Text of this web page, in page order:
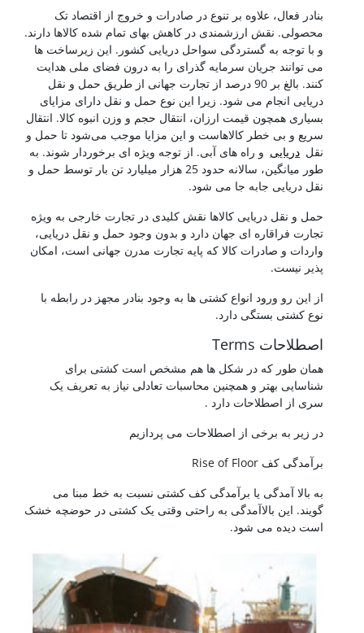
بنادر فعال، علاوه بر تنوع در صادرات و خروج از اقتصاد تک
محصولی. نقش ارزشمندی در کاهش بهای تمام شده کالاها دارند.
و با توجه به گستردگی سواحل دریایی کشور. این زیرساخت ها
می توانند جریان سرمایه گذرای را به درون فضای ملی هدایت
کنند. بالغ بر 90 درصد از تجارت جهانی از طریق حمل و نقل
دریایی انجام می شود. زیرا این نوع حمل و نقل دارای مزایای
بسیاری همچون قیمت ارزان، انتقال حجم و وزن انبوه کالا. انتقال
سریع و بی خطر کالاهاست و این مزایا موجب می‌شود تا حمل و
نقل دریایی و راه های آبی. از توجه ویژه ای برخوردار شوند. به
طور میانگین، سالانه حدود 25 هزار میلیارد تن بار توسط حمل و
نقل دریایی جابه جا می شود.
حمل و نقل دریایی کالاها نقش کلیدی در تجارت خارجی به ویژه
تجارت فراقاره ای جهان دارد و بدون وجود حمل و نقل دریایی،
واردات و صادرات کالا که پایه تجارت مدرن جهانی است، امکان
پذیر نیست.
از این رو ورود انواع کشتی ها به وجود بنادر مجهز در رابطه با
نوع کشتی بستگی دارد.
اصطلاحات Terms
همان طور که در شکل ها هم مشخص است کشتی برای
شناسایی بهتر و همچنین محاسبات تعادلی نیاز به تعریف یک
سری از اصطلاحات دارد .
در زیر به برخی از اصطلاحات می پردازیم
برآمدگی کف Rise of Floor
به بالا آمدگی یا برآمدگی کف کشتی نسبت به خط مبنا می
گویند. این بالاآمدگی به راحتی وقتی یک کشتی در حوضچه خشک
است دیده می شود.